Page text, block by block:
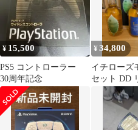
¥ 15,500
PS5 コントローラー
30周年記念
¥34,800
イチローズ
セット DD
ホワイトラ